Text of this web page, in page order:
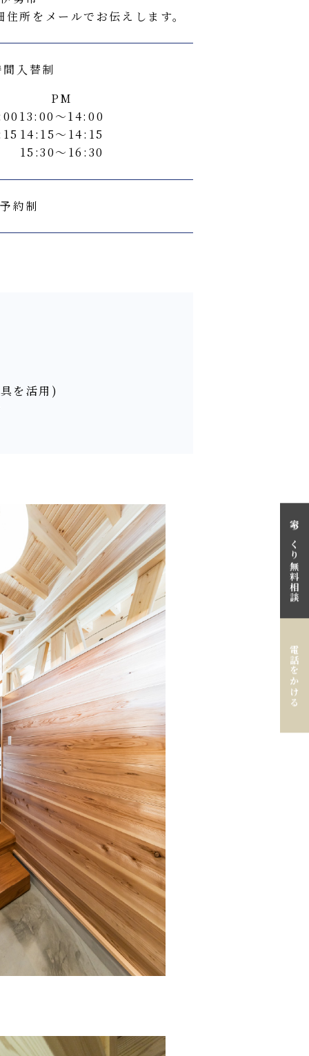
所をメールでお伝えします。
間入替制
PM
13:00〜14:00
14:15〜14:15
15:30〜16:30
予約制
を活用)
家づくり無料相談
電話をかける